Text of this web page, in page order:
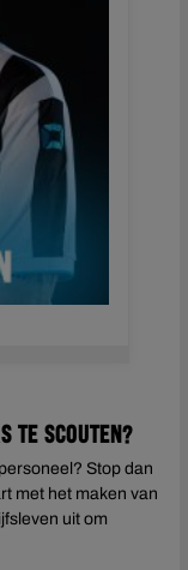
te scouten?
Stop dan
met het maken van
uit om